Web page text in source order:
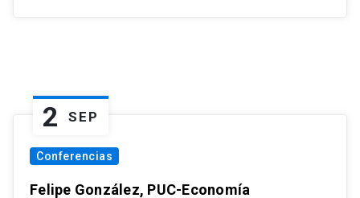
2 SEP
Conferencias
Felipe González, PUC-Economía